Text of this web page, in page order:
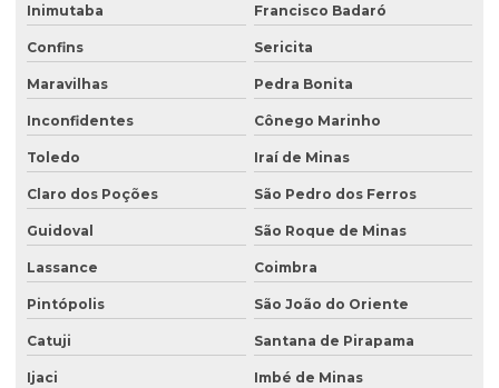
Inimutaba Francisco Badaró
Confins Sericita
Maravilhas Pedra Bonita
Inconfidentes Cônego Marinho
Toledo Iraí de Minas
Claro dos Poções São Pedro dos Ferros
Guidoval São Roque de Minas
Lassance Coimbra
Pintópolis São João do Oriente
Catuji Santana de Pirapama
Ijaci Imbé de Minas